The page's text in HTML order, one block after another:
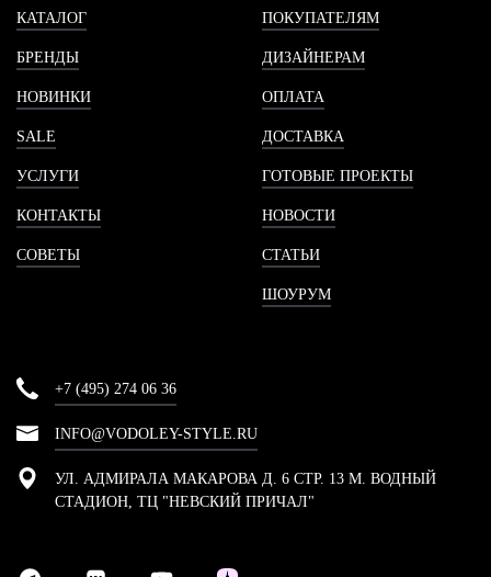
КАТАЛОГ
БРЕНДЫ
НОВИНКИ
SALE
УСЛУГИ
КОНТАКТЫ
СОВЕТЫ
ПОКУПАТЕЛЯМ
ДИЗАЙНЕРАМ
ОПЛАТА
ДОСТАВКА
ГОТОВЫЕ ПРОЕКТЫ
НОВОСТИ
СТАТЬИ
ШОУРУМ
+7 (495) 274 06 36
INFO@VODOLEY-STYLE.RU
УЛ. АДМИРАЛА МАКАРОВА Д. 6 СТР. 13 М. ВОДНЫЙ
СТАДИОН, ТЦ "НЕВСКИЙ ПРИЧАЛ"